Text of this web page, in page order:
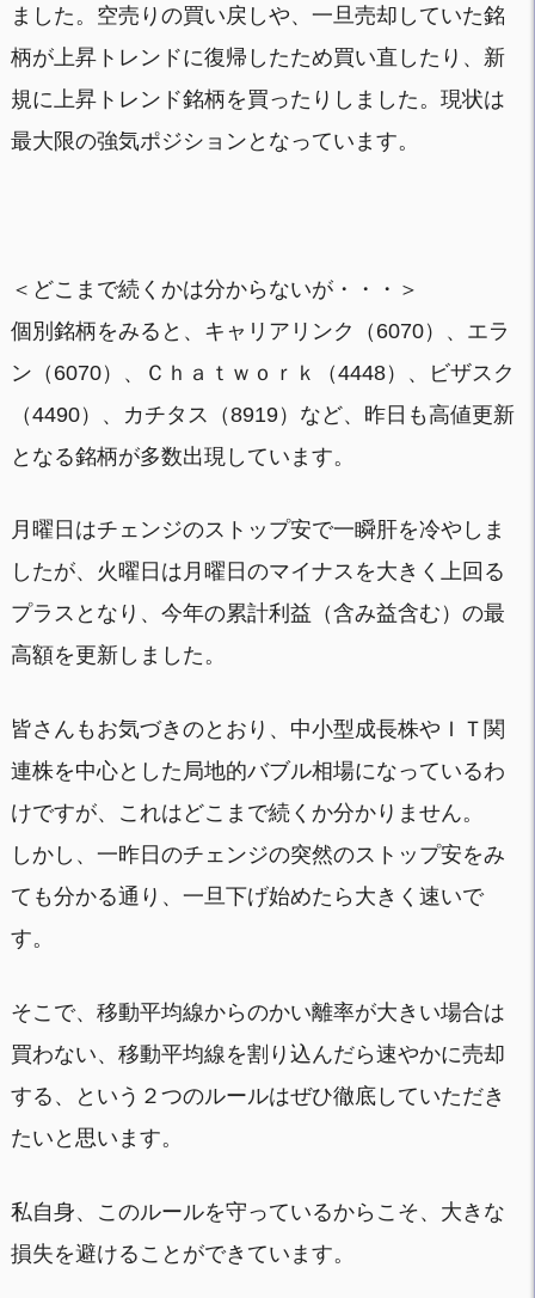
ました。空売りの買い戻しや、一旦売却していた銘
柄が上昇トレンドに復帰したため買い直したり、新
規に上昇トレンド銘柄を買ったりしました。現状は
最大限の強気ポジションとなっています。
＜どこまで続くかは分からないが・・・＞
個別銘柄をみると、キャリアリンク（6070）、エラ
ン（6070）、Ｃｈａｔｗｏｒｋ（4448）、ビザスク
（4490）、カチタス（8919）など、昨日も高値更新
となる銘柄が多数出現しています。
月曜日はチェンジのストップ安で一瞬肝を冷やしま
したが、火曜日は月曜日のマイナスを大きく上回る
プラスとなり、今年の累計利益（含み益含む）の最
高額を更新しました。
皆さんもお気づきのとおり、中小型成長株やＩＴ関
連株を中心とした局地的バブル相場になっているわ
けですが、これはどこまで続くか分かりません。
しかし、一昨日のチェンジの突然のストップ安をみ
ても分かる通り、一旦下げ始めたら大きく速いで
す。
そこで、移動平均線からのかい離率が大きい場合は
買わない、移動平均線を割り込んだら速やかに売却
する、という２つのルールはぜひ徹底していただき
たいと思います。
私自身、このルールを守っているからこそ、大きな
損失を避けることができています。